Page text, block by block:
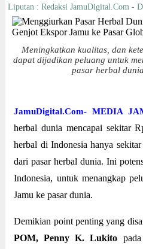
Liputan : Redaksi JamuDigital.Com -
Meningkatkan kualitas, dan
dapat dijadikan peluang untuk
pasar herbal
JamuDigital.Com- MEDIA
herbal dunia mencapai sekitar
herbal di Indonesia hanya
dari pasar herbal dunia. Ini
Indonesia, untuk menangkap
Jamu ke pasar dunia.
Demikian point penting yang
POM, Penny K. Lukito